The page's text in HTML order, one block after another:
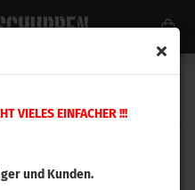
VIELES EINFACHER !!!
und Kunden.